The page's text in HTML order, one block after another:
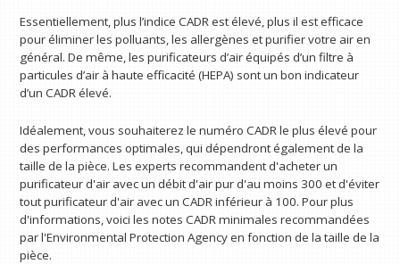
Essentiellement, plus l’indice CADR est élevé, plus il est efficace
pour éliminer les polluants, les allergènes et purifier votre air en
général. De même, les purificateurs d’air équipés d’un filtre à
particules d’air à haute efficacité (HEPA) sont un bon indicateur
d’un CADR élevé.
Idéalement, vous souhaiterez le numéro CADR le plus élevé pour
des performances optimales, qui dépendront également de la
taille de la pièce. Les experts recommandent d'acheter un
purificateur d'air avec un débit d'air pur d'au moins 300 et d'éviter
tout purificateur d'air avec un CADR inférieur à 100. Pour plus
d'informations, voici les notes CADR minimales recommandées
par l'Environmental Protection Agency en fonction de la taille de la
pièce.